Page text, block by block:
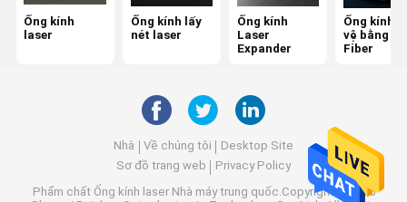
Beam Combiner
Ống kính
laser
Ống kính lấy
nét laser
Ống kính
Laser
Expander
Ống kính
vệ bằng
Fiber
Nhà Về chúng tôi
Desktop Site
Sơ đồ trang web
Privacy Policy
Phẩm chất Ống kính laserNhà máy trung quốc.Copyright © 2025